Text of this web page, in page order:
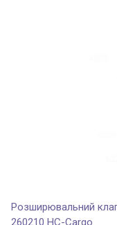
Розширювальний
260210 HC-Cargo